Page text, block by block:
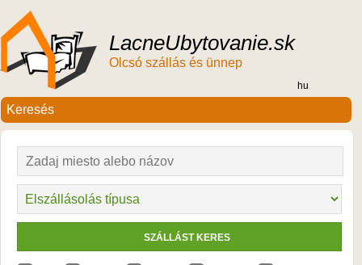
LacneUbytovanie.sk
Olcsó szállás és ünnep
hu